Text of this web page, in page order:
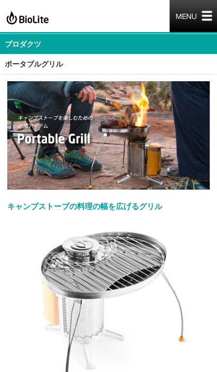
プロダクツ
ポータブルグリル
キャンプストーブの料理の幅を広げるグリル